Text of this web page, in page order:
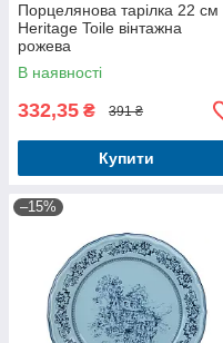
Порцелянова тарілка 22 см
Heritage Toile вінтажна
рожева
В наявності
332,35 ₴ 391 ₴
Купити
–15%